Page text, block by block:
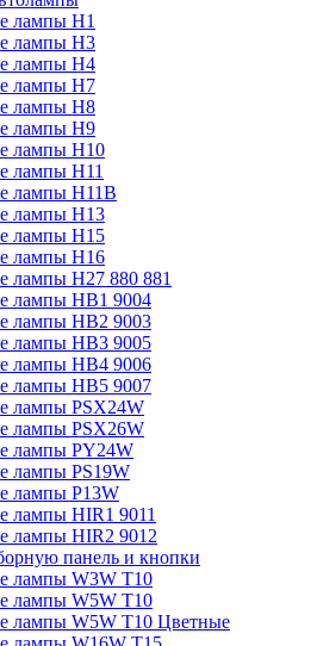
лампы H1
лампы H3
лампы H4
лампы H7
лампы H8
лампы H9
лампы H10
лампы H11
лампы H11B
лампы H13
лампы H15
лампы H16
лампы H27 880 881
лампы HB1 9004
лампы HB2 9003
лампы HB3 9005
лампы HB4 9006
лампы HB5 9007
лампы PSX24W
лампы PSX26W
лампы PY24W
лампы PS19W
лампы P13W
лампы HIR1 9011
лампы HIR2 9012
панель и кнопки
лампы W3W T10
лампы W5W T10
лампы W5W T10 Цветные